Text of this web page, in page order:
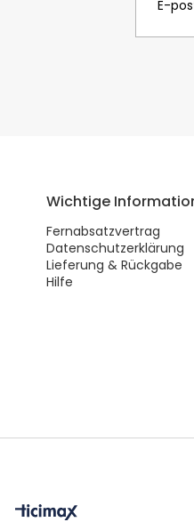
Wichtige
Fernabsatzvertrag
Datenschutzerklärung
Lieferung & Rückgabe
Hilfe